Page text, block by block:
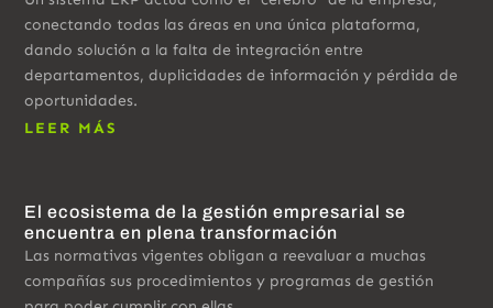
conectando todas las áreas en una única plataforma,
dando solución a la falta de integración entre
departamentos, duplicidades de información y pérdida de
oportunidades.
LEER MÁS
El ecosistema de la gestión empresarial se
encuentra en plena transformación
Las normativas vigentes obligan a reevaluar a muchas
compañías sus procedimientos y programas de gestión